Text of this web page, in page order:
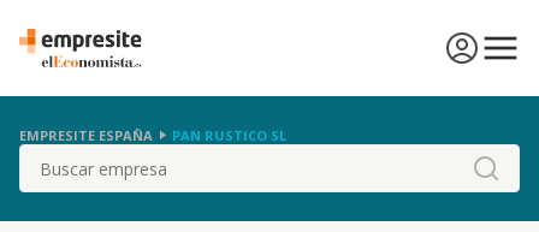
EMPRESITE ESPAÑA PAN RUSTICO SL
Buscar